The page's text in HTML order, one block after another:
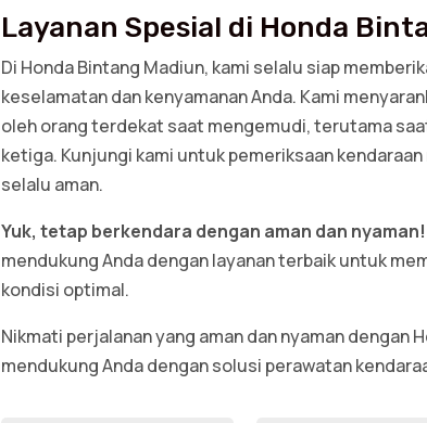
Layanan Spesial di Honda
Di Honda Bintang Madiun, kami selalu siap
keselamatan dan kenyamanan Anda. Kami
oleh orang terdekat saat mengemudi, terutama
ketiga. Kunjungi kami untuk pemeriksaan
selalu aman.
Yuk, tetap berkendara dengan aman dan nyaman!
mendukung Anda dengan layanan terbaik untuk
kondisi optimal.
Nikmati perjalanan yang aman dan nyaman dengan
mendukung Anda dengan solusi perawatan